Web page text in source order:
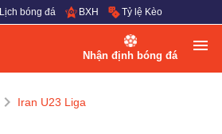
Lịch bóng đá BXH Tỷ lệ Kèo
Nhận định bóng đá
Iran U23 Liga